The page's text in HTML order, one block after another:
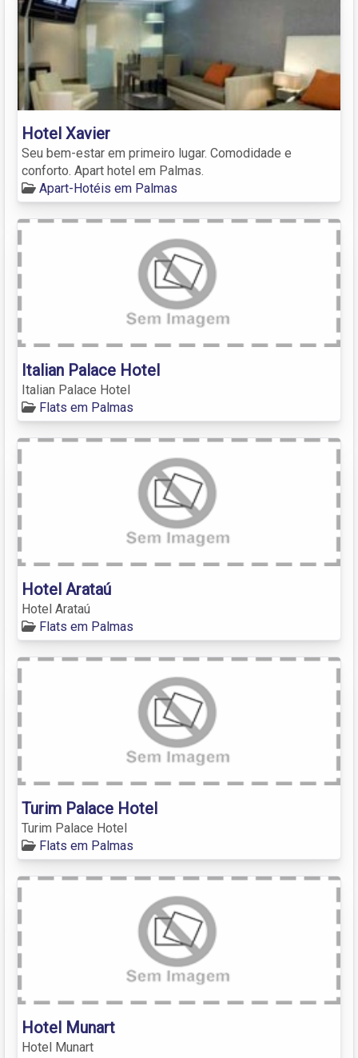
Hotel Xavier
Seu bem-estar em primeiro lugar. Comodidade e
conforto. Apart hotel em Palmas.
Apart-Hotéis em Palmas
Italian Palace Hotel
Italian Palace Hotel
Flats em Palmas
Hotel Arataú
Hotel Arataú
Flats em Palmas
Turim Palace Hotel
Turim Palace Hotel
Flats em Palmas
Hotel Munart
Hotel Munart